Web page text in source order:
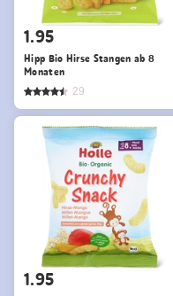
1.95
Hipp Bio Hirse Stangen ab 8
Monaten
29
1.95